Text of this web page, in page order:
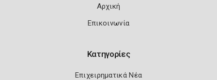
Αρχική
Επικοινωνία
Κατηγορίες
Επιχειρηματικά Νέα